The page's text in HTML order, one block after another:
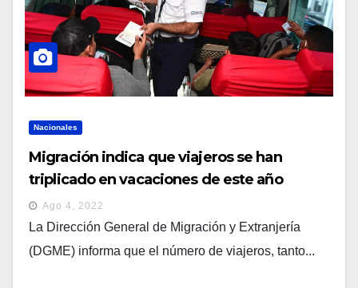
Nacionales
Migración indica que viajeros se han
triplicado en vacaciones de este año
Ago 4, 2022
La Dirección General de Migración y Extranjería
(DGME) informa que el número de viajeros, tanto...